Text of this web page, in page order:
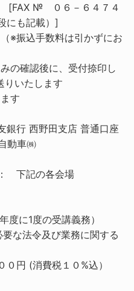
№ ０６－６４７４
にも記載）]
込手数料は引かずにお
確認後に、受付捺印し
りいたします
す
行 西野田支店 普通口座
動車㈱
下記の各会場
に1度の受講義務）
な法令及び業務に関する
円 (消費税１０%込）